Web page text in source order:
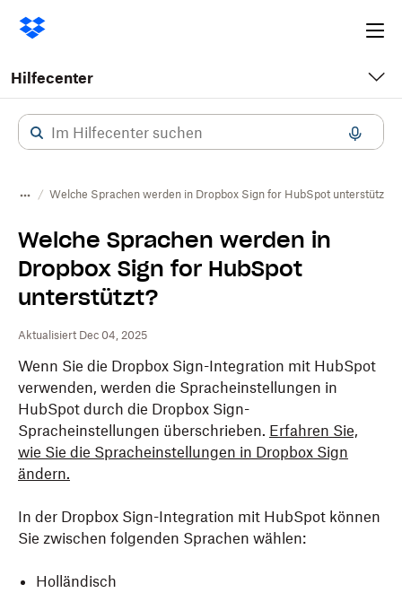
Hilfecenter
Welche Sprachen werden in Dropbox Sign for HubSpot unterstützt?
Welche Sprachen werden in
Dropbox Sign for HubSpot
unterstützt?
Aktualisiert Dec 04, 2025
Wenn Sie die Dropbox Sign-Integration mit HubSpot
verwenden, werden die Spracheinstellungen in
HubSpot durch die Dropbox Sign-
Spracheinstellungen überschrieben. Erfahren Sie,
wie Sie die Spracheinstellungen in Dropbox Sign
ändern.
In der Dropbox Sign-Integration mit HubSpot können
Sie zwischen folgenden Sprachen wählen:
Holländisch